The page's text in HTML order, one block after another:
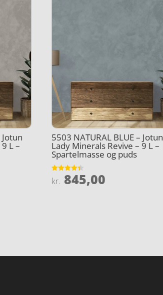
L –
5503 NATURAL BLUE – Jotun
Lady Minerals Revive – 9 L –
Spartelmasse og puds
Vurderet
4.4
kr. 845,00